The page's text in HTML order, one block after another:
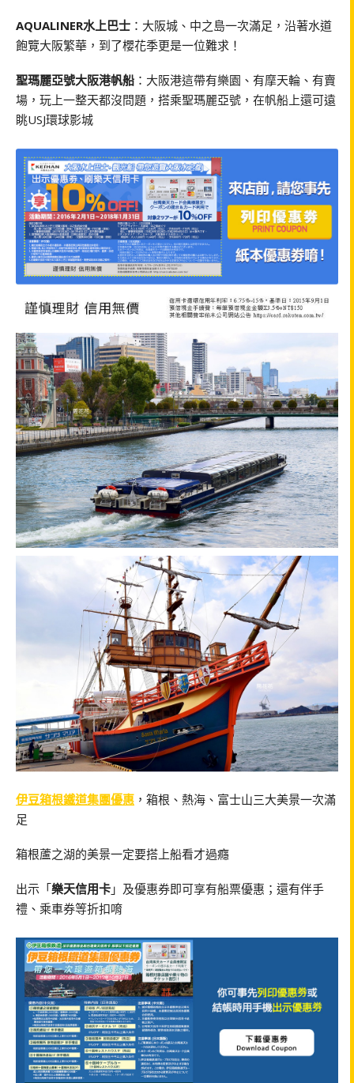
AQUALINER水上巴士 ：大阪城、中之島一次滿足，沿著水道
飽覽大阪繁華，到了櫻花季更是一位難求！
聖瑪麗亞號大阪港帆船 ：大阪港這帶有樂園、有摩天輪、有賣
場，玩上一整天都沒問題，搭乘聖瑪麗亞號，在帆船上還可遠
眺USJ環球影城
伊豆箱根鐵道集團優惠 ，箱根、熱海、富士山三大美景一次滿
足
箱根蘆之湖的美景一定要搭上船看才過癮
出示「樂天信用卡 」及優惠券即可享有船票優惠；還有伴手
禮、乘車券等折扣唷